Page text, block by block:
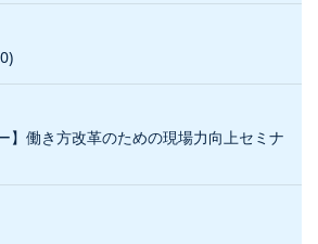
】働き方改革のための現場力向上セミナ